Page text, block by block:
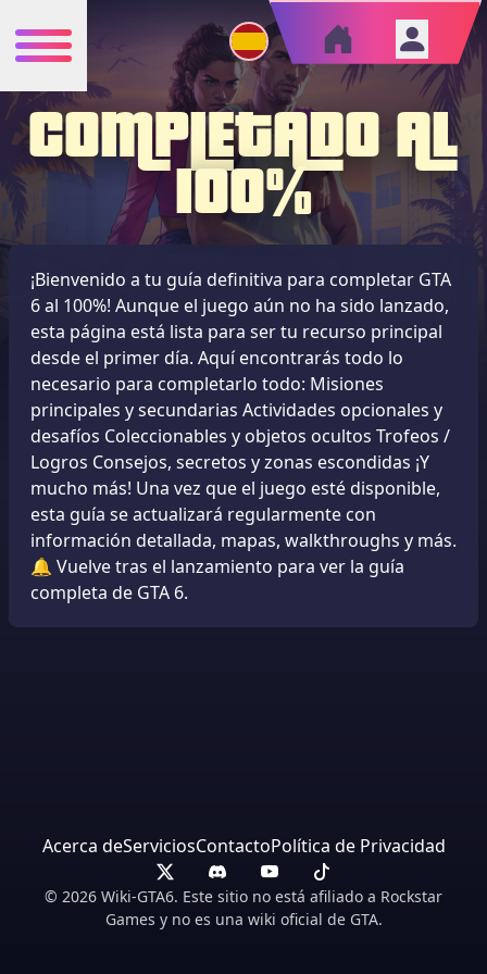
COMPLETADO AL
100%
¡Bienvenido a tu guía definitiva para completar GTA
6 al 100%! Aunque el juego aún no ha sido lanzado,
esta página está lista para ser tu recurso principal
desde el primer día. Aquí encontrarás todo lo
necesario para completarlo todo: Misiones
principales y secundarias Actividades opcionales y
desafíos Coleccionables y objetos ocultos Trofeos /
Logros Consejos, secretos y zonas escondidas ¡Y
mucho más! Una vez que el juego esté disponible,
esta guía se actualizará regularmente con
información detallada, mapas, walkthroughs y más.
🔔 Vuelve tras el lanzamiento para ver la guía
completa de GTA 6.
Acerca deServiciosContactoPolítica de Privacidad
© 2026 Wiki-GTA6. Este sitio no está afiliado a Rockstar
Games y no es una wiki oficial de GTA.